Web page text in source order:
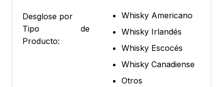
Desglose por
Tipo de
Producto:
Whisky Americano
Whisky Irlandés
Whisky Escocés
Whisky Canadiense
Otros